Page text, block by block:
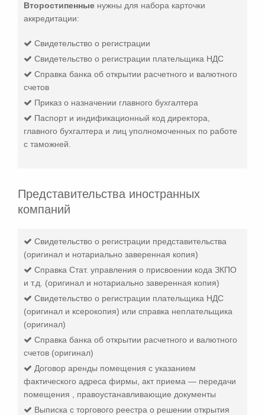
Второстипенные нужны для набора карточки
аккредитации:
Свидетельство о регистрации
Свидетельство о регистрации плательщика НДС
Справка банка об открытии расчетного и валютного
счетов
Приказ о назначении главного бухгалтера
Паспорт и индификационный код директора,
главного бухгалтера и лиц уполномоченных по работе
с таможней.
Представительства иностранных
компаний
Свидетельство о регистрации представительства
(оригинал и нотариально заверенная копия)
Справка Стат. управления о присвоении кода ЗКПО
и т.д. (оригинал и нотариально заверенная копия)
Свидетельство о регистрации плательщика НДС
(оригинал и ксерокопия) или справка неплательщика
(оригинал)
Справка банка об открытии расчетного и валютного
счетов (оригинал)
Договор аренды помещения с указанием
фактического адреса фирмы, акт приема — передачи
помещения , правоустанавливающие документы
Выписка с торгового реестра о решении открытия